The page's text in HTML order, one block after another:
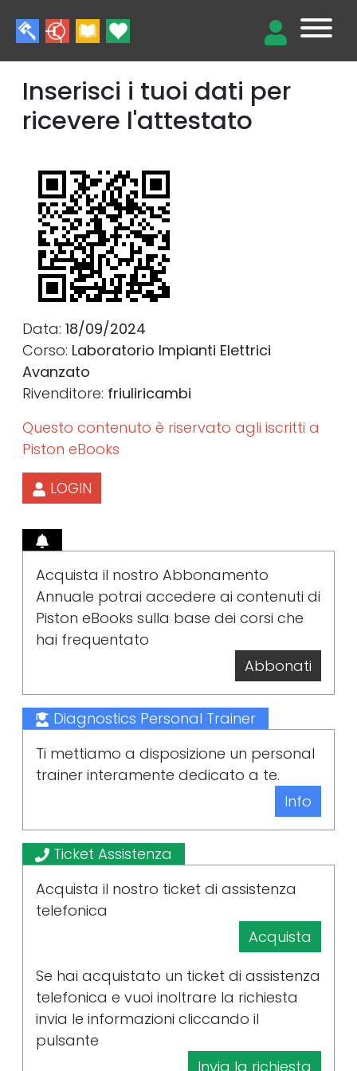
Inserisci i tuoi dati per
ricevere l'attestato
Data: 18/09/2024
Corso: Laboratorio Impianti Elettrici
Avanzato
Rivenditore: friuliricambi
Questo contenuto è riservato agli iscritti a
Piston eBooks
LOGIN
Acquista il nostro Abbonamento
Annuale potrai accedere ai contenuti di
Piston eBooks sulla base dei corsi che
hai frequentato
Abbonati
Diagnostics Personal Trainer
Ti mettiamo a disposizione un personal
trainer interamente dedicato a te.
Info
Ticket Assistenza
Acquista il nostro ticket di assistenza
telefonica
Acquista
Se hai acquistato un ticket di assistenza
telefonica e vuoi inoltrare la richiesta
invia le informazioni cliccando il
pulsante
Invia la richiesta